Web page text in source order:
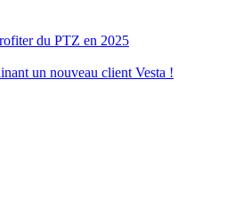
du PTZ en 2025
un nouveau client Vesta !